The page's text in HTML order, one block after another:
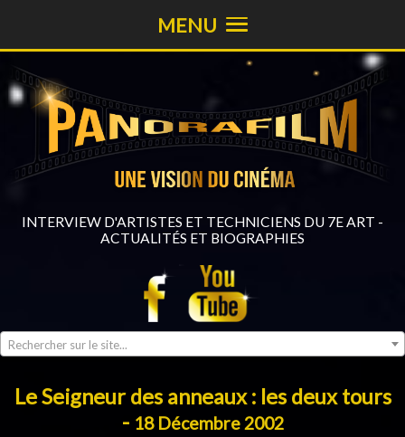
INTERVIEW D'ARTISTES ET TECHNICIENS DU 7E ART -
ACTUALITÉS ET BIOGRAPHIES
Rechercher sur le site...
MENU
Le Seigneur des anneaux : les deux tours
- 18 Décembre 2002